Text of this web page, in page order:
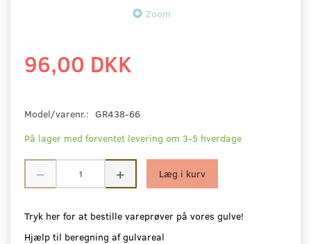
Zoom
96,00 DKK
Model/varenr.: GR438-66
På lager med forventet levering om 3-5 hverdage
Læg i kurv
Tryk her for at bestille vareprøver på vores gulve!
Hjælp til beregning af gulvareal